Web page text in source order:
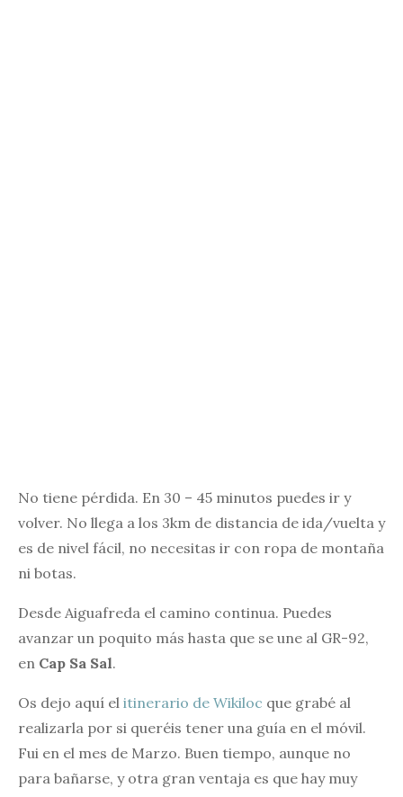
No tiene pérdida. En 30 – 45 minutos puedes ir y
volver. No llega a los 3km de distancia de ida/vuelta y
es de nivel fácil, no necesitas ir con ropa de montaña
ni botas.
Desde Aiguafreda el camino continua. Puedes
avanzar un poquito más hasta que se une al GR-92,
en Cap Sa Sal.
Os dejo aquí el itinerario de Wikiloc que grabé al
realizarla por si queréis tener una guía en el móvil.
Fui en el mes de Marzo. Buen tiempo, aunque no
para bañarse, y otra gran ventaja es que hay muy